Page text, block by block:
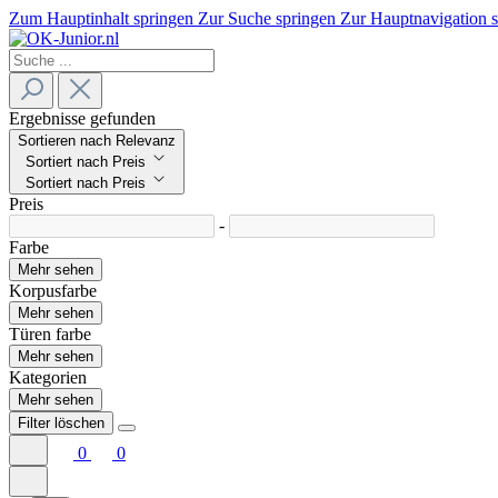
Zum Hauptinhalt springen Zur Suche springen Zur Hauptnavigation
Ergebnisse gefunden
Sortieren nach Relevanz
Sortiert nach Preis
Sortiert nach Preis
Preis
-
Farbe
Mehr sehen
Korpusfarbe
Mehr sehen
Türen farbe
Mehr sehen
Kategorien
Mehr sehen
Filter löschen
0 0